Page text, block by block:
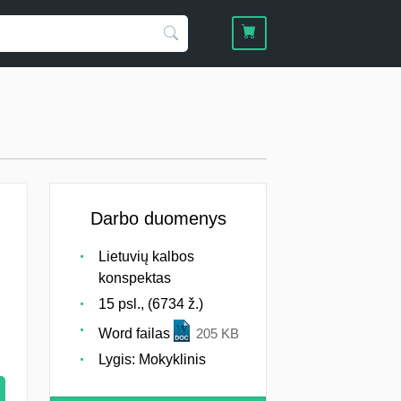
Darbo duomenys
Lietuvių kalbos
konspektas
15 psl., (6734 ž.)
Word failas
205 KB
Lygis: Mokyklinis